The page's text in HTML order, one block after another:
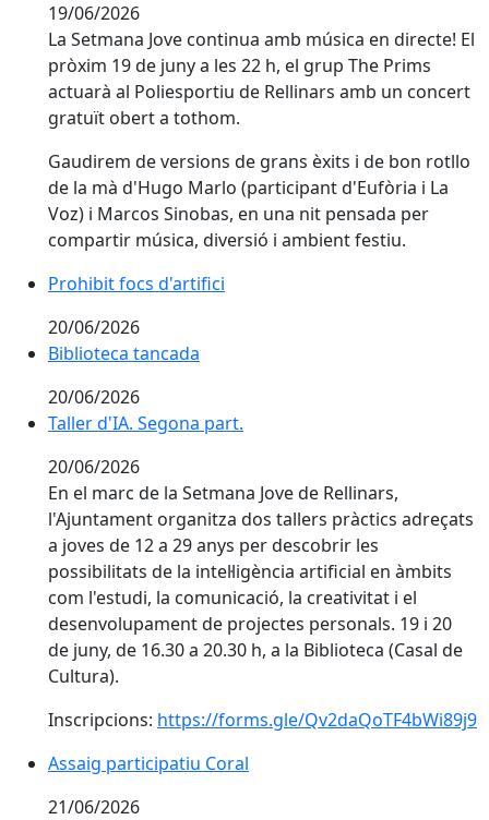
19/06/2026
La Setmana Jove continua amb música en directe! El
pròxim 19 de juny a les 22 h, el grup The Prims
actuarà al Poliesportiu de Rellinars amb un concert
gratuït obert a tothom.
Gaudirem de versions de grans èxits i de bon rotllo
de la mà d'Hugo Marlo (participant d'Eufòria i La
Voz) i Marcos Sinobas, en una nit pensada per
compartir música, diversió i ambient festiu.
Prohibit focs d'artifici
Prohibit focs d'artifici
20/06/2026
Biblioteca tancada
Biblioteca tancada
20/06/2026
Taller d'IA. Segona part.
Taller d'IA. Segona part.
20/06/2026
En el marc de la Setmana Jove de Rellinars,
l'Ajuntament organitza dos tallers pràctics adreçats
a joves de 12 a 29 anys per descobrir les
possibilitats de la intel·ligència artificial en àmbits
com l'estudi, la comunicació, la creativitat i el
desenvolupament de projectes personals. 19 i 20
de juny, de 16.30 a 20.30 h, a la Biblioteca (Casal de
Cultura).
Inscripcions: https://forms.gle/Qv2daQoTF4bWi89j9
Assaig participatiu Coral
Assaig participatiu Coral
21/06/2026